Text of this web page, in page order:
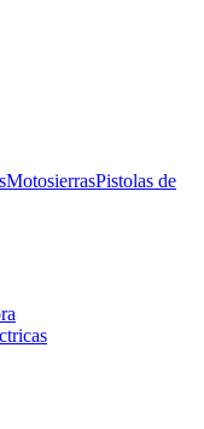
MotosierrasPistolas de